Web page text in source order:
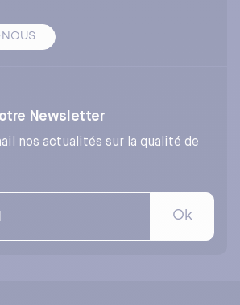
Newsletter
nos actualités sur la qualité de
Ok